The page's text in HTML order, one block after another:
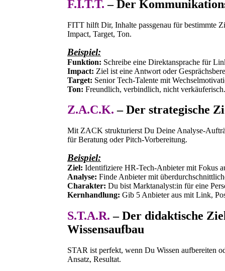
F.I.T.T. – Der
FITT hilft Dir, Inhalte passgenau für bestimmte
Impact, Target, Ton.
Beispiel:
Funktion: Schreibe eine Direktansprache für
Impact: Ziel ist eine Antwort oder
Target: Senior Tech-Talente mit
Ton: Freundlich, verbindlich, nicht verkäuferisch.
Z.A.C.K. – Der strategische
Mit ZACK strukturierst Du Deine Analyse-
für Beratung oder Pitch-Vorbereitung.
Beispiel:
Ziel: Identifiziere HR-Tech-Anbieter mit Fokus
Analyse: Finde Anbieter mit
Charakter: Du bist Marktanalyst:in für eine
Kernhandlung: Gib 5 Anbieter aus mit Link,
S.T.A.R. – Der didaktische
Wissensaufbau
STAR ist perfekt, wenn Du Wissen aufbereiten
Ansatz, Resultat.